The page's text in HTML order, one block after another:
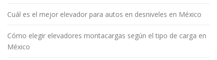
Cuál es el mejor elevador para autos en desniveles en México
Cómo elegir elevadores montacargas según el tipo de carga en
México